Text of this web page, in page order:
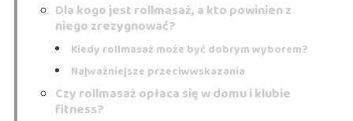
Dla kogo jest rollmasaż, a kto powinien z
niego zrezygnować?
Kiedy rollmasaż może być dobrym wyborem?
Najważniejsze przeciwwskazania
Czy rollmasaż opłaca się w domu i klubie
fitness?